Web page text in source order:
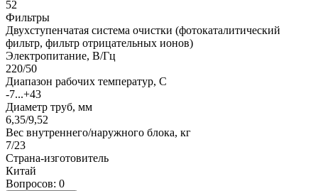
52
Фильтры
Двухступенчатая система очистки (фотокаталитический
фильтр, фильтр отрицательных ионов)
Электропитание, В/Гц
220/50
Диапазон рабочих температур, С
-7...+43
Диаметр труб, мм
6,35/9,52
Вес внутреннего/наружного блока, кг
7/23
Страна-изготовитель
Китай
Вопросов: 0